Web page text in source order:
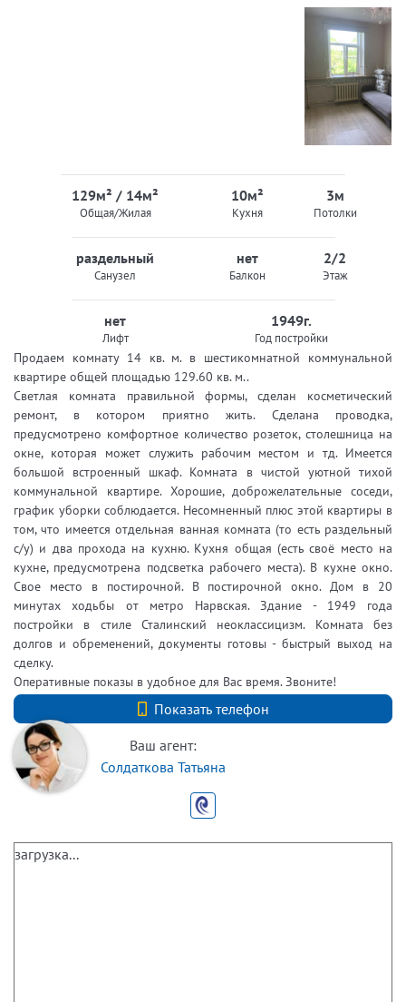
129м² / 14м²
Общая/Жилая
10м²
Кухня
3м
Потолки
раздельный
Санузел
нет
Балкон
2/2
Этаж
нет
Лифт
1949г.
Год постройки
Продаем комнату 14 кв. м. в шестикомнатной коммунальной
квартире общей площадью 129.60 кв. м..
Светлая комната правильной формы, сделан косметический
ремонт, в котором приятно жить. Сделана проводка,
предусмотрено комфортное количество розеток, столешница на
окне, которая может служить рабочим местом и тд. Имеется
большой встроенный шкаф. Комната в чистой уютной тихой
коммунальной квартире. Хорошие, доброжелательные соседи,
график уборки соблюдается. Несомненный плюс этой квартиры в
том, что имеется отдельная ванная комната (то есть раздельный
с/у) и два прохода на кухню. Кухня общая (есть своё место на
кухне, предусмотрена подсветка рабочего места). В кухне окно.
Свое место в постирочной. В постирочной окно. Дом в 20
минутах ходьбы от метро Нарвская. Здание - 1949 года
постройки в стиле Сталинский неоклассицизм. Комната без
долгов и обременений, документы готовы - быстрый выход на
сделку.
Оперативные показы в удобное для Вас время. Звоните!
Показать телефон
+7 (812) 740-70-40
Ваш агент:
Солдаткова Татьяна
загрузка...